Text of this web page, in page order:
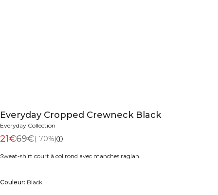
Everyday Cropped Crewneck Black
Everyday Collection
21€69€(-70%)
Sweat-shirt court à col rond avec manches raglan.
Couleur: Black